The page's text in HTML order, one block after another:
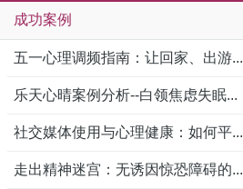
成功案例
五一心理调频指南：让回家、出游...
乐天心晴案例分析--白领焦虑失眠...
社交媒体使用与心理健康：如何平...
走出精神迷宫：无诱因惊恐障碍的...